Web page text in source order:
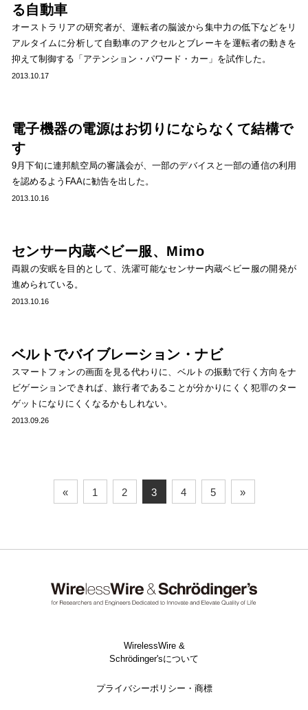
る自動車
オーストラリアの研究者が、運転者の脳波から集中力の低下などをリ
アルタイムに分析して自動車のアクセルとブレーキを運転者の動きを
抑えて制御する「アテンション・パワード・カー」を試作した。
2013.10.17
電子機器の電源はお切りにならなくて結構で
す
9月下旬に連邦航空局の審議会が、一部のデバイスと一部の通信の利用
を認めるようFAAに勧告を出した。
2013.10.16
センサー内蔵ベビー服、Mimo
両親の安眠を目的として、洗濯可能なセンサー内蔵ベビー服の開発が
進められている。
2013.10.16
ベルトでバイブレーション・ナビ
スマートフォンの画面を見る代わりに、ベルトの振動で行く方向をナ
ビゲーションできれば、旅行者であることが分かりにくく犯罪のター
ゲットになりにくくなるかもしれない。
2013.09.26
« 1 2 3 4 5 »
WirelessWire &
Schrödinger'sについて
プライバシーポリシー・商標